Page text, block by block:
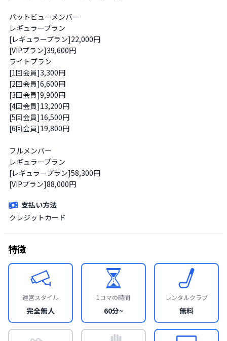
パットビューメンバー
レギュラープラン
[レギュラープラン]22,000円
[VIPプラン]39,600円
ライトプラン
[1回会員]3,300円
[2回会員]6,600円
[3回会員]9,900円
[4回会員]13,200円
[5回会員]16,500円
[6回会員]19,800円
フルメンバー
レギュラープラン
[レギュラープラン]58,300円
[VIPプラン]88,000円
支払い方法
クレジットカード
特徴
運営スタイル
完全無人
1コマの時間
60分~
レンタルクラブ
無料